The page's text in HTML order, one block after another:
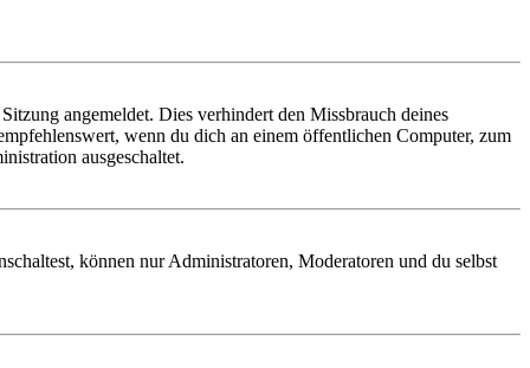
angemeldet. Dies verhindert den Missbrauch deines
wenn du dich an einem öffentlichen Computer, zum
ausgeschaltet.
können nur Administratoren, Moderatoren und du selbst